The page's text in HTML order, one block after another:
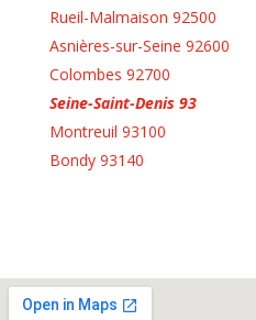
Rueil-Malmaison 92500
Asnières-sur-Seine 92600
Colombes 92700
Seine-Saint-Denis 93
Montreuil 93100
Bondy 93140